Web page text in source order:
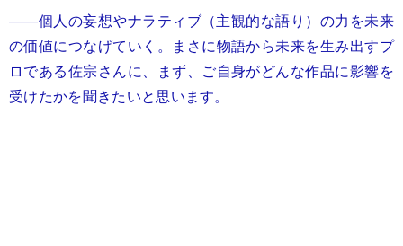
――個人の妄想やナラティブ（主観的な語り）の力を未来
の価値につなげていく。まさに物語から未来を生み出すプ
ロである佐宗さんに、まず、ご自身がどんな作品に影響を
受けたかを聞きたいと思います。